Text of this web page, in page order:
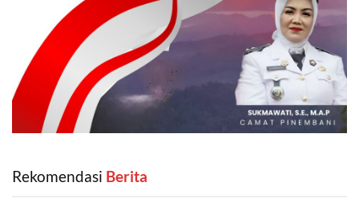
Rekomendasi ‎ Berita